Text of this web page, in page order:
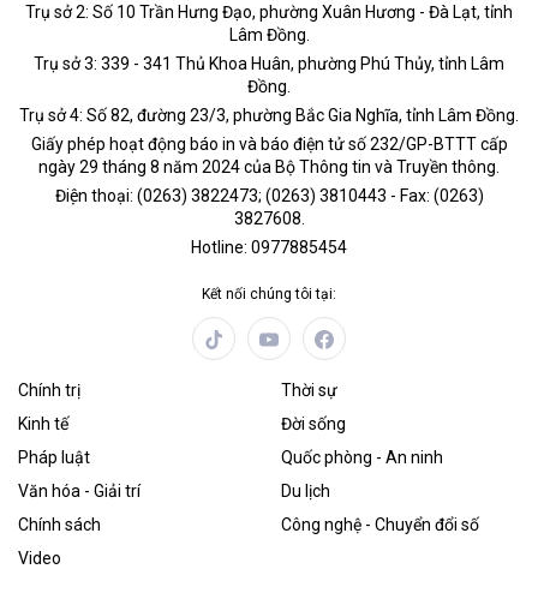
Trụ sở 2: Số 10 Trần Hưng Đạo, phường Xuân Hương - Đà Lạt, tỉnh
Lâm Đồng.
Trụ sở 3: 339 - 341 Thủ Khoa Huân, phường Phú Thủy, tỉnh Lâm
Đồng.
Trụ sở 4: Số 82, đường 23/3, phường Bắc Gia Nghĩa, tỉnh Lâm Đồng.
Giấy phép hoạt động báo in và báo điện tử số 232/GP-BTTT cấp
ngày 29 tháng 8 năm 2024 của Bộ Thông tin và Truyền thông.
Điện thoại: (0263) 3822473; (0263) 3810443 - Fax: (0263)
3827608.
Hotline: 0977885454
Kết nối chúng tôi tại:
Chính trị
Thời sự
Kinh tế
Đời sống
Pháp luật
Quốc phòng - An ninh
Văn hóa - Giải trí
Du lịch
Chính sách
Công nghệ - Chuyển đổi số
Video